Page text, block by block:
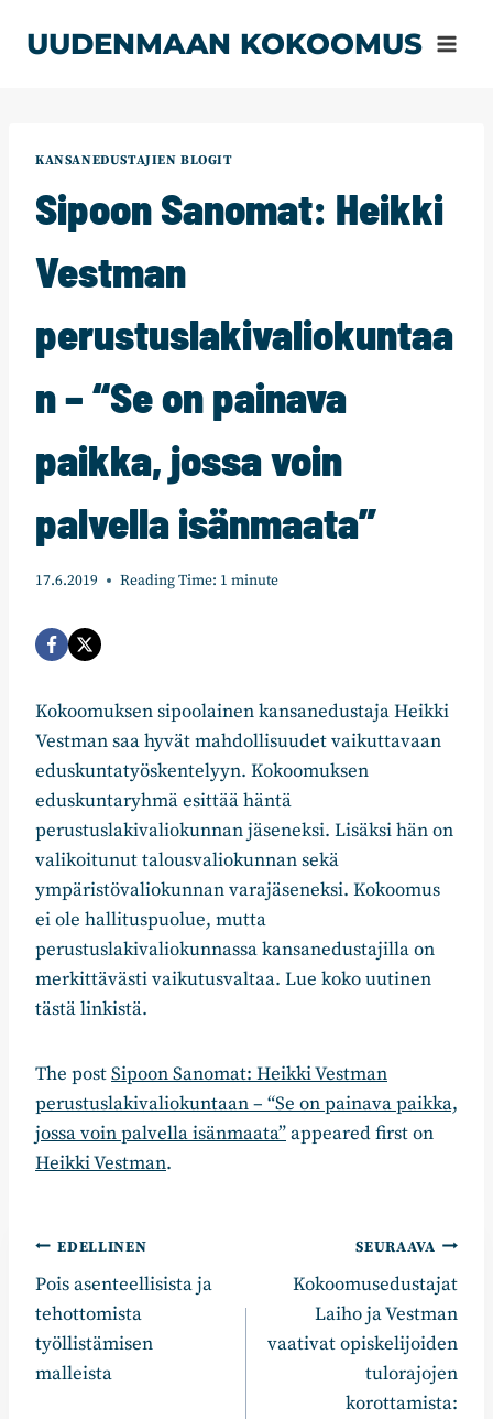
sisältöön
UUDENMAAN KOKOOMUS
KANSANEDUSTAJIEN BLOGIT
Sipoon Sanomat: Heikki
Vestman
perustuslakivaliokuntaa
n – “Se on painava
paikka, jossa voin
palvella isänmaata”
17.6.2019 Reading Time: 1 minute
Kokoomuksen sipoolainen kansanedustaja Heikki
Vestman saa hyvät mahdollisuudet vaikuttavaan
eduskuntatyöskentelyyn. Kokoomuksen
eduskuntaryhmä esittää häntä
perustuslakivaliokunnan jäseneksi. Lisäksi hän on
valikoitunut talousvaliokunnan sekä
ympäristövaliokunnan varajäseneksi. Kokoomus
ei ole hallituspuolue, mutta
perustuslakivaliokunnassa kansanedustajilla on
merkittävästi vaikutusvaltaa. Lue koko uutinen
tästä linkistä.
The postSipoon Sanomat: Heikki Vestman
perustuslakivaliokuntaan – “Se on painava paikka,
jossa voin palvella isänmaata”appeared first on
Heikki Vestman.
Artikkelien
selaus
EDELLINEN
Pois asenteellisista ja
tehottomista
työllistämisen
malleista
SEURAAVA
Kokoomusedustajat
Laiho ja Vestman
vaativat opiskelijoiden
tulorajojen
korottamista: